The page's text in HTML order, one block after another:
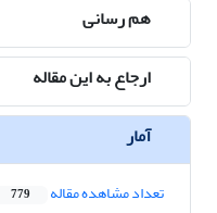
هم رسانی
ارجاع به این مقاله
آمار
تعداد مشاهده مقاله 779